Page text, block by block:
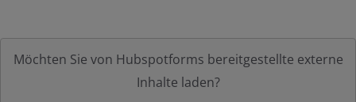
Möchten Sie von Hubspotforms bereitgestellte externe
Inhalte laden?